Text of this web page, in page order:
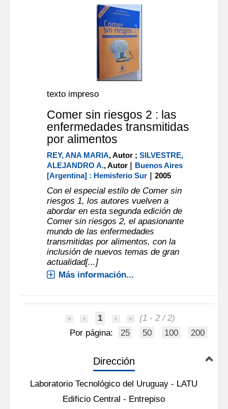
texto impreso
Comer sin riesgos 2 : las
enfermedades transmitidas
por alimentos
REY, ANA MARIA, Autor ;SILVESTRE,
ALEJANDRO A., Autor | Buenos Aires
[Argentina] : Hemisferio Sur |2005
Con el especial estilo de Comer sin
riesgos 1, los autores vuelven a
abordar en esta segunda edición de
Comer sin riesgos 2, el apasionante
mundo de las enfermedades
transmitidas por alimentos, con la
inclusión de nuevos temas de gran
actualidad[...]
Más información...
1
(1 - 2 / 2)
Por página:
25 50 100 200
Dirección
Laboratorio Tecnológico del Uruguay - LATU
Edificio Central - Entrepiso